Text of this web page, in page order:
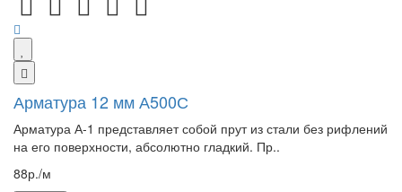
Арматура 12 мм А500С
Арматура А-1 представляет собой прут из стали без рифлений
на его поверхности, абсолютно гладкий. Пр..
88р./м